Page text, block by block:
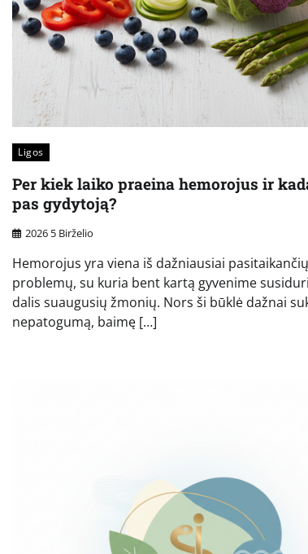
Ligos
Per kiek laiko praeina hemorojus ir
pas gydytoją?
2026 5 Birželio
Hemorojus yra viena iš dažniausiai
problemų, su kuria bent kartą gyvenime
dalis suaugusių žmonių. Nors ši būklė dažnai
nepatogumą, baimę […]